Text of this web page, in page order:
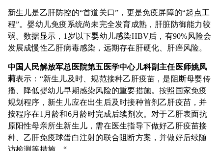
新生儿是乙肝防控的“首道关口”，更是免疫屏障的“起点工
程”。婴幼儿免疫系统尚未完全发育成熟，肝脏防御能力较
弱。数据显示，1岁以下婴幼儿感染HBV后，有90%风险会
发展成慢性乙肝病毒感染，远期存在肝硬化、肝癌风险。
中国人民解放军总医院第五医学中心儿科副主任医师姚凤
莉表示：“新生儿及时、规范接种乙肝疫苗，是阻断母婴传
播、降低婴幼儿早期感染风险的重要措施。按照国家免疫
规划程序，新生儿应在出生后及时接种首剂乙肝疫苗，并
按程序在1月龄和6月龄时完成后续剂次。对于乙肝表面抗
原阳性母亲所生新生儿，需在医生指导下做好乙肝疫苗接
种、乙肝免疫球蛋白注射的联合阻断方案，并做好后续随